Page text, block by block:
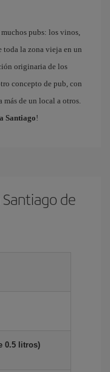
pubs: los vinos,
toda la zona vieja en un
originaria de los
concepto de pub, con
más de un local a otros.
Santiago!
de
0.5 litros)